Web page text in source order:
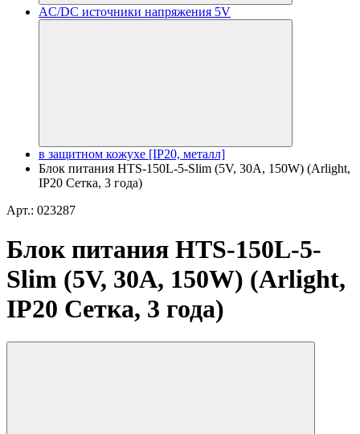
AC/DC источники напряжения 5V
в защитном кожухе [IP20, металл]
Блок питания HTS-150L-5-Slim (5V, 30A, 150W) (Arlight,
IP20 Сетка, 3 года)
Арт.: 023287
Блок питания HTS-150L-5-
Slim (5V, 30A, 150W) (Arlight,
IP20 Сетка, 3 года)